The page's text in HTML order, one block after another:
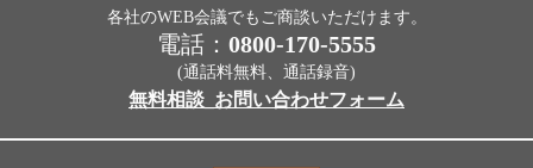
各社のWEB会議でもご商談いただけます。
電話： 0800-170-5555
(通話料無料、通話録音)
無料相談_お問い合わせフォーム